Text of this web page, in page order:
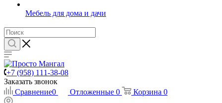
Мебель для дома и дачи
+7 (958) 111-38-08
Заказать звонок
Сравнение0 Отложенные 0 Корзина 0